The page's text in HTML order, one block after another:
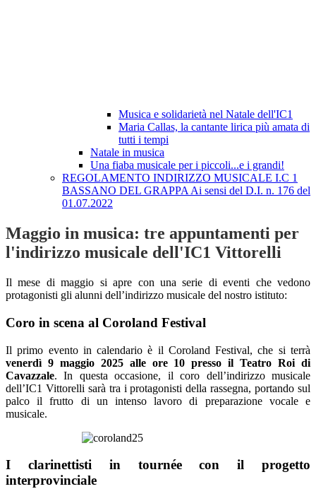
Musica e solidarietà nel Natale dell'IC1
Maria Callas, la cantante lirica più amata di
tutti i tempi
Natale in musica
Una fiaba musicale per i piccoli...e i grandi!
REGOLAMENTO INDIRIZZO MUSICALE I.C 1
BASSANO DEL GRAPPA Ai sensi del D.I. n. 176 del
01.07.2022
Maggio in musica: tre appuntamenti per
l'indirizzo musicale dell'IC1 Vittorelli
Il mese di maggio si apre con una serie di eventi che vedono
protagonisti gli alunni dell’indirizzo musicale del nostro istituto:
Coro in scena al Coroland Festival
Il primo evento in calendario è il Coroland Festival, che si terrà
venerdì 9 maggio 2025 alle ore 10 presso il Teatro Roi di
Cavazzale. In questa occasione, il coro dell’indirizzo musicale
dell’IC1 Vittorelli sarà tra i protagonisti della rassegna, portando sul
palco il frutto di un intenso lavoro di preparazione vocale e
musicale.
I clarinettisti in tournée con il progetto
interprovinciale